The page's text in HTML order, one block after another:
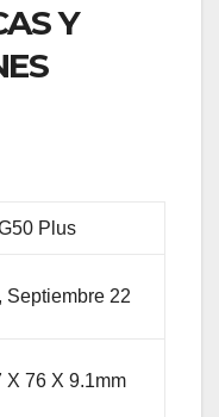
Y
Plus
Septiembre 22
Х 76 Х 9.1mm